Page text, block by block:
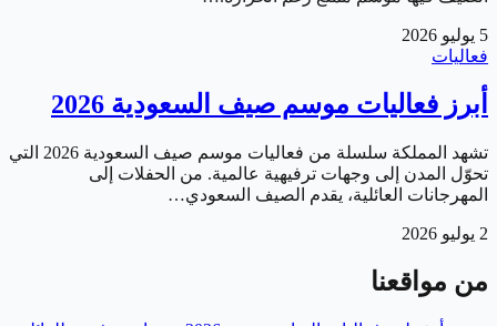
5 يوليو 2026
فعاليات
أبرز فعاليات موسم صيف السعودية 2026
تشهد المملكة سلسلة من فعاليات موسم صيف السعودية 2026 التي
تحوّل المدن إلى وجهات ترفيهية عالمية. من الحفلات إلى
المهرجانات العائلية، يقدم الصيف السعودي…
2 يوليو 2026
من مواقعنا